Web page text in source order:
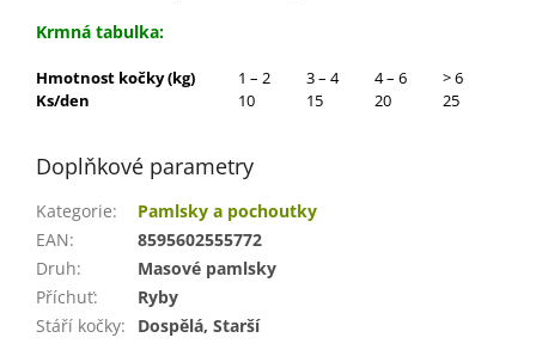
Krmná tabulka:
Hmotnost kočky (kg) 1 – 2 3 – 4 4 – 6
> 6
Ks/den
10 15 20 25
Doplňkové parametry
Kategorie:
Pamlsky a pochoutky
EAN:
8595602555772
Druh:
Masové pamlsky
Příchuť:
Ryby
Stáří kočky: Dospělá, Starší